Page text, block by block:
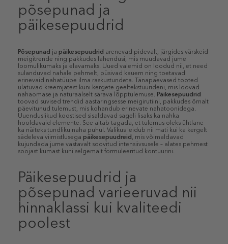
põsepunad ja
päikesepuudrid
Põsepunad ja päikesepuudrid arenevad pidevalt, järgides värskeid
meigitrende ning pakkudes lahendusi, mis muudavad jume
loomulikumaks ja elavamaks. Uued valemid on loodud nii, et need
sulanduvad nahale pehmelt, püsivad kauem ning toetavad
erinevaid nahatüüpe ilma raskustundeta. Tänapäevased tooted
ulatuvad kreemjatest kuni kergete geeltekstuurideni, mis loovad
nahaomase ja naturaalselt särava lõpptulemuse. Päikesepuudrid
toovad suvised trendid aastaringsesse meigirutiini, pakkudes õrnalt
päevitunud tulemust, mis kohandub erinevate nahatoonidega.
Uuenduslikud koostised sisaldavad sageli lisaks ka nahka
hooldavaid elemente. See aitab tagada, et tulemus oleks ühtlane
ka näiteks tundliku naha puhul. Valikus leidub nii mati kui ka kergelt
sädeleva viimistlusega päikesepuudreid , mis võimaldavad
kujundada jume vastavalt soovitud intensiivsusele – alates pehmest
soojast kumast kuni selgemalt formuleeritud kontuurini.
Päikesepuudrid ja
põsepunad varieeruvad nii
hinnaklassi kui kvaliteedi
poolest